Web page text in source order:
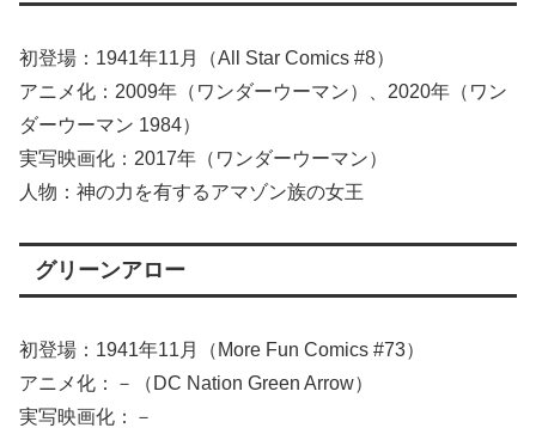
初登場：1941年11月（All Star Comics #8）
アニメ化：2009年（ワンダーウーマン）、2020年（ワン
ダーウーマン 1984）
実写映画化：2017年（ワンダーウーマン）
人物：神の力を有するアマゾン族の女王
グリーンアロー
初登場：1941年11月（More Fun Comics #73）
アニメ化：－（DC Nation Green Arrow）
実写映画化：－